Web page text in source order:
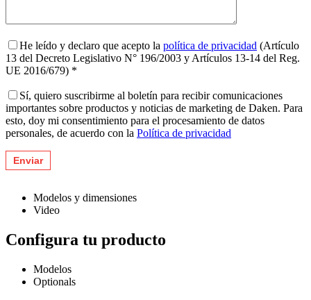
He leído y declaro que acepto la política de privacidad (Artículo
13 del Decreto Legislativo N° 196/2003 y Artículos 13-14 del Reg.
UE 2016/679) *
Sí, quiero suscribirme al boletín para recibir comunicaciones
importantes sobre productos y noticias de marketing de Daken. Para
esto, doy mi consentimiento para el procesamiento de datos
personales, de acuerdo con la Política de privacidad
Modelos y dimensiones
Video
Configura tu producto
Modelos
Optionals